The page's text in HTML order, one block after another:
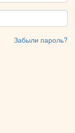
Забыли пароль?